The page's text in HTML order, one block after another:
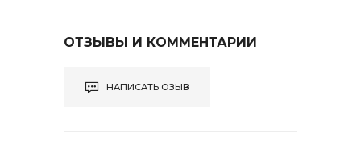
ОТЗЫВЫ И КОММЕНТАРИИ
НАПИСАТЬ ОЗЫВ